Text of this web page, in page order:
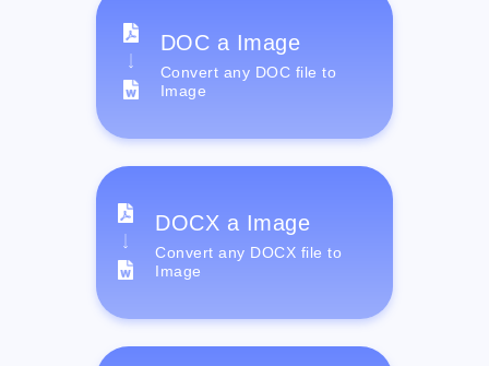
DOC a Image
Convert any DOC file to
Image
DOCX a Image
Convert any DOCX file to
Image